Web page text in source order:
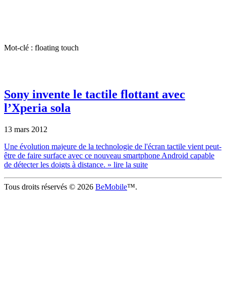
Mot-clé : floating touch
Sony invente le tactile flottant avec
l’Xperia sola
13 mars 2012
Une évolution majeure de la technologie de l'écran tactile vient peut-
être de faire surface avec ce nouveau smartphone Android capable
de détecter les doigts à distance. » lire la suite
Tous droits réservés © 2026 BeMobile™.